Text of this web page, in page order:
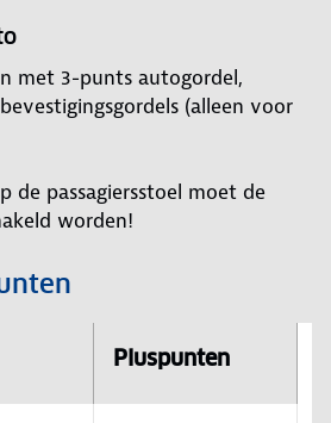
met 3-punts autogordel,
(alleen voor
de passagiersstoel moet de
worden!
Pluspunten